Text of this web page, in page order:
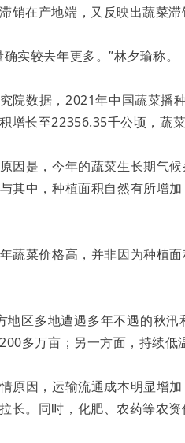
销在产地端，又反映出蔬菜
实较去年更多。”林夕瑜称。
院数据，2021年中国蔬菜播
增长至22356.35千公顷，蔬
因是，今年的蔬菜生长期气
其中，种植面积自然有所增
蔬菜价格高，并非因为种植
地区多地遭遇多年不遇的秋
多万亩；另一方面，持续低
原因，运输流通成本明显增
长。同时，化肥、农药等农